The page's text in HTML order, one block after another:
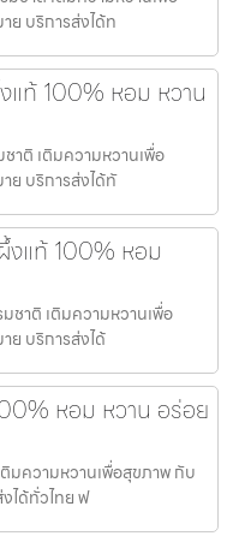
ย บริการส่งได้ท
แท้ 100% หอม หวาน
าติ เติมความหวานเพื่อ
ย บริการส่งได้ทั
งแท้ 100% หอม
ชาติ เติมความหวานเพื่อ
ย บริการส่งได้
หอม หวาน อร่อย
มความหวานเพื่อสุขภาพ กับ
ได้ทั่วไทย ฟ